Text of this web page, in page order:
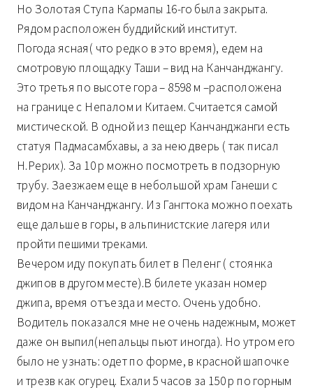
Но Золотая Ступа Кармапы 16-го была закрыта.
Рядом расположен буддийский институт.
Погода ясная( что редко в это время), едем на
смотровую площадку Таши – вид на Канчанджангу.
Это третья по высоте гора – 8598 м –расположена
на границе с Непалом и Китаем. Считается самой
мистической. В одной из пещер Канчанджанги есть
статуя Падмасамбхавы, а за нею дверь ( так писал
Н.Рерих). За 10 р можно посмотреть в подзорную
трубу. Заезжаем еще в небольшой храм Ганеши с
видом на Канчанджангу. Из Гангтока можно поехать
еще дальше в горы, в альпинистские лагеря или
пройти пешими треками.
Вечером иду покупать билет в Пеленг ( стоянка
джипов в другом месте).В билете указан номер
джипа, время отъезда и место. Очень удобно.
Водитель показался мне не очень надежным, может
даже он выпил(непальцы пьют иногда). Но утром его
было не узнать: одет по форме, в красной шапочке
и трезв как огурец. Ехали 5 часов за 150 р по горным